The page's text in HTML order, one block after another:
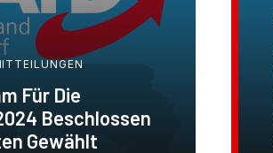
Für Die
Beschlossen
Gewählt